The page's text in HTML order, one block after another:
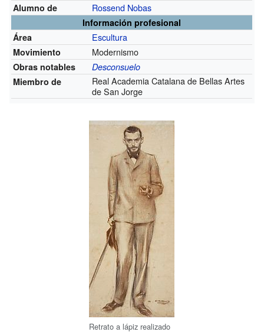
Alumno de Rossend Nobas
Información profesional
Área
Escultura
Movimiento Modernismo
Obras notables
Desconsuelo
Miembro de
Real Academia Catalana de Bellas Artes
de San Jorge
Retrato a lápiz realizado